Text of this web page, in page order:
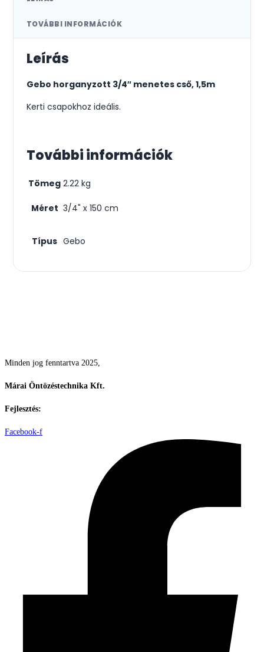
TOVÁBBI INFORMÁCIÓK
Leírás
Gebo horganyzott 3/4″ menetes cső, 1,5m
Kerti csapokhoz ideális.
További információk
Tömeg 2.22 kg
Méret 3/4" x 150 cm
Típus Gebo
Minden jog fenntartva 2025,
Márai Öntözéstechnika Kft.
Fejlesztés:
Facebook-f